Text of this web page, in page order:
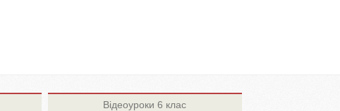
Відеоуроки 6 клас